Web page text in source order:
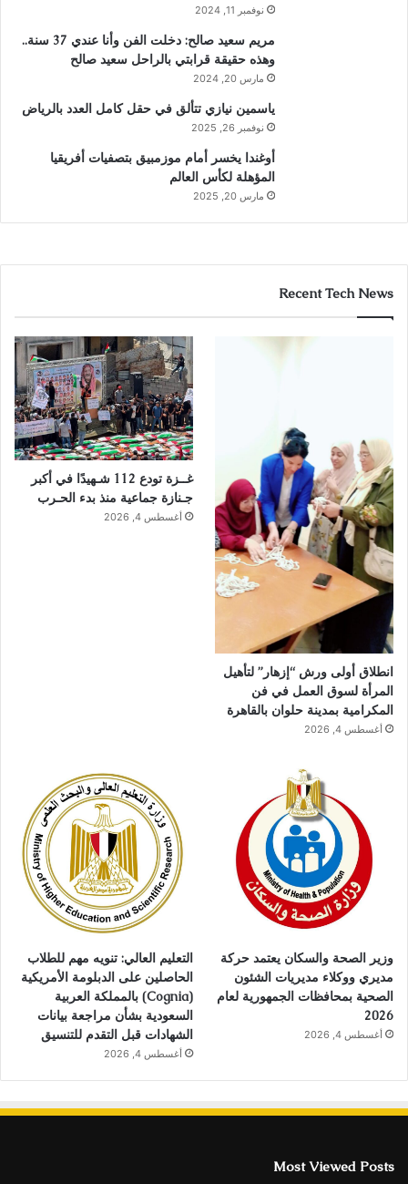
نوفمبر 11, 2024
مريم سعيد صالح: دخلت الفن وأنا عندي 37 سنة..
وهذه حقيقة قرابتي بالراحل سعيد صالح
مارس 20, 2024
ياسمين نيازي تتألق في حقل كامل العدد بالرياض
نوفمبر 26, 2025
أوغندا يخسر أمام موزمبيق بتصفيات أفريقيا
المؤهلة لكأس العالم
مارس 20, 2025
Recent Tech News
انطلاق أولى ورش “إزهار” لتأهيل
المرأة لسوق العمل في فن
المكرامية بمدينة حلوان بالقاهرة
أغسطس 4, 2026
غــزة تودع 112 شـهيدًا في أكبر
جـنازة جماعية منذ بدء الحـرب
أغسطس 4, 2026
وزير الصحة والسكان يعتمد حركة
مديري ووكلاء مديريات الشئون
الصحية بمحافظات الجمهورية لعام
2026
أغسطس 4, 2026
التعليم العالي: تنويه مهم للطلاب
الحاصلين على الدبلومة الأمريكية
(Cognia) بالمملكة العربية
السعودية بشأن مراجعة بيانات
الشهادات قبل التقدم للتنسيق
أغسطس 4, 2026
Most Viewed Posts